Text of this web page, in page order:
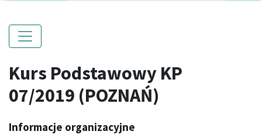
Kurs Podstawowy KP
07/2019 (POZNAŃ)
Informacje organizacyjne